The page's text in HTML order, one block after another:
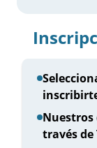
Nuestros
través de